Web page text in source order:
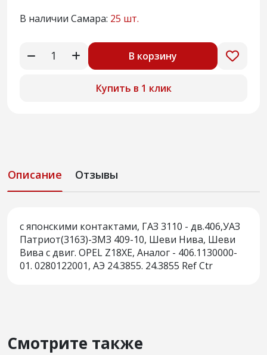
В наличии Самара: 25 шт.
В корзину
Купить в 1 клик
Описание Отзывы
с японскими контактами, ГАЗ 3110 - дв.406,УАЗ
Патриот(3163)-ЗМЗ 409-10, Шеви Нива, Шеви
Вива c двиг. OPEL Z18XE, Аналог - 406.1130000-
01. 0280122001, АЭ 24.3855. 24.3855 Ref Ctr
Смотрите также